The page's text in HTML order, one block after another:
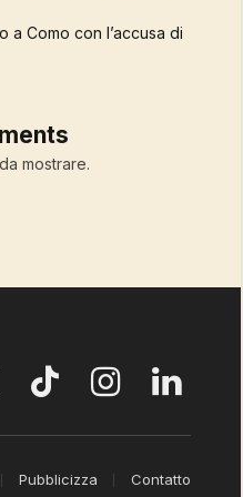
a Como con l’accusa di
mostrare.
TikTok InstagramLinkedIn
Pubblicizza Contatto